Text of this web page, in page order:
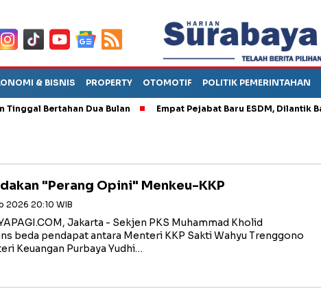
& BISNIS PROPERTY OTOMOTIF POLITIK PEMERINTAHAN
Bertahan Dua Bulan Empat Pejabat Baru ESDM, Dilantik Bahlil
"Perang Opini" Menkeu-KKP
2026 20:10 WIB
Jakarta - Sekjen PKS Muhammad Kholid
beda pendapat antara Menteri KKP Sakti Wahyu Trenggono
Keuangan Purbaya Yudhi…